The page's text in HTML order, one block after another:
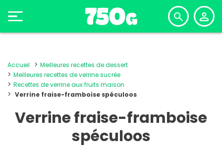
Accueil
Meilleures recettes de dessert
Meilleures recettes de verrine sucrée
Recettes de verrine aux fruits maison
Verrine fraise-framboise spéculoos
Verrine fraise-framboise
spéculoos